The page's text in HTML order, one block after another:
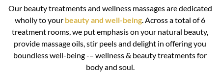
Our beauty treatments and wellness massages are dedicated
wholly to your beauty and well-being . Across a total of 6
treatment rooms, we put emphasis on your natural beauty,
provide massage oils, stir peels and delight in offering you
boundless well-being -– wellness & beauty treatments for
body and soul.